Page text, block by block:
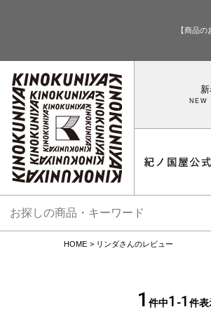
【商品
HOME リンダさんのレビュー
1 件中1 -1 件表